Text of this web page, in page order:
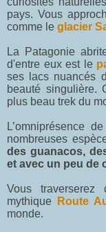
pays. Vous
comme le glacier
La Patagonie
d'entre eux est le
ses lacs nuancés
beauté singulière.
plus beau trek du
L’omniprésence
nombreuses
des guanacos,
et avec un peu de
Vous traverserez
mythique
Route
monde.